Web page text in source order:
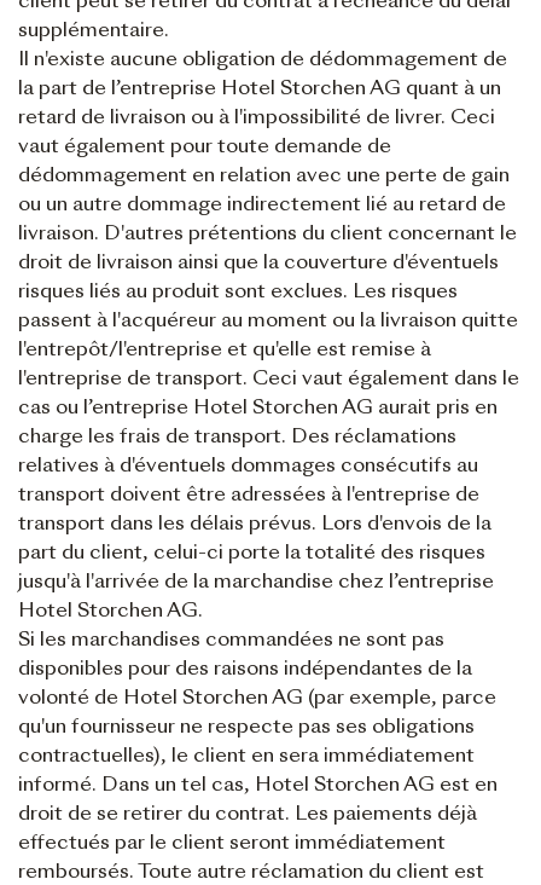
supplémentaire.
Il n'existe aucune obligation de dédommagement de
la part de l’entreprise Hotel Storchen AG quant à un
retard de livraison ou à l'impossibilité de livrer. Ceci
vaut également pour toute demande de
dédommagement en relation avec une perte de gain
ou un autre dommage indirectement lié au retard de
livraison. D'autres prétentions du client concernant le
droit de livraison ainsi que la couverture d'éventuels
risques liés au produit sont exclues. Les risques
passent à l'acquéreur au moment ou la livraison quitte
l'entrepôt/l'entreprise et qu'elle est remise à
l'entreprise de transport. Ceci vaut également dans le
cas ou l’entreprise Hotel Storchen AG aurait pris en
charge les frais de transport. Des réclamations
relatives à d'éventuels dommages consécutifs au
transport doivent être adressées à l'entreprise de
transport dans les délais prévus. Lors d'envois de la
part du client, celui-ci porte la totalité des risques
jusqu'à l'arrivée de la marchandise chez l’entreprise
Hotel Storchen AG.
Si les marchandises commandées ne sont pas
disponibles pour des raisons indépendantes de la
volonté de Hotel Storchen AG (par exemple, parce
qu'un fournisseur ne respecte pas ses obligations
contractuelles), le client en sera immédiatement
informé. Dans un tel cas, Hotel Storchen AG est en
droit de se retirer du contrat. Les paiements déjà
effectués par le client seront immédiatement
remboursés. Toute autre réclamation du client est